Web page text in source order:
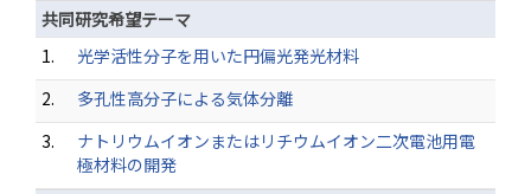
共同研究希望テーマ
1.
光学活性分子を用いた円偏光発光材料
2.
多孔性高分子による気体分離
3.
ナトリウムイオンまたはリチウムイオン二次電池用電
極材料の開発